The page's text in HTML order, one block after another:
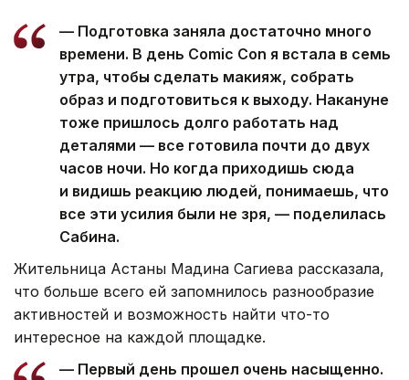
— Подготовка заняла достаточно много
времени. В день Comic Con я встала в семь
утра, чтобы сделать макияж, собрать
образ и подготовиться к выходу. Накануне
тоже пришлось долго работать над
деталями — все готовила почти до двух
часов ночи. Но когда приходишь сюда
и видишь реакцию людей, понимаешь, что
все эти усилия были не зря, — поделилась
Сабина.
Жительница Астаны Мадина Сагиева рассказала,
что больше всего ей запомнилось разнообразие
активностей и возможность найти что-то
интересное на каждой площадке.
— Первый день прошел очень насыщенно.